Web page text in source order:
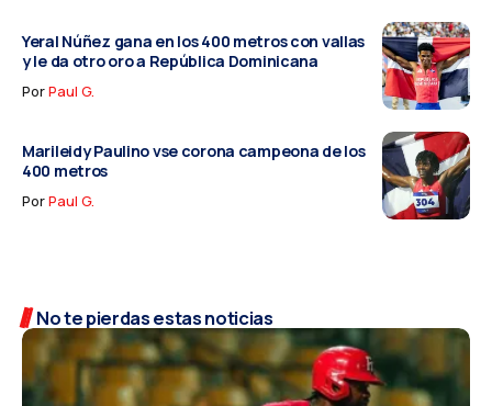
Yeral Núñez gana en los 400 metros con vallas
y le da otro oro a República Dominicana
PorPaul G.
Marileidy Paulino vse corona campeona de los
400 metros
PorPaul G.
No te pierdas estas noticias